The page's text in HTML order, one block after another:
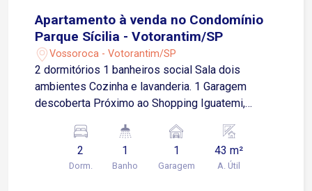
Apartamento à venda no Condomínio
Parque Sícilia - Votorantim/SP
Vossoroca - Votorantim/SP
2 dormitórios 1 banheiros social Sala dois
ambientes Cozinha e lavanderia. 1 Garagem
descoberta Próximo ao Shopping Iguatemi,
2
Dorm.
1
Banho
1
Garagem
43 m²
A. Útil